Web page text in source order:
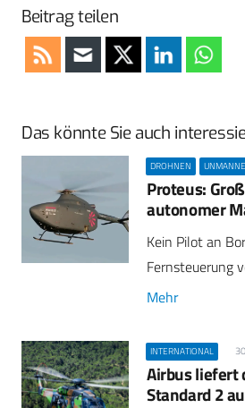
Beitrag teilen
Das könnte Sie auch
DROHNEN
Proteus:
autonomer
Kein Pilot an
Fernsteuerung
Mehr
INTERNATIONAL
Airbus liefert
Standard 2